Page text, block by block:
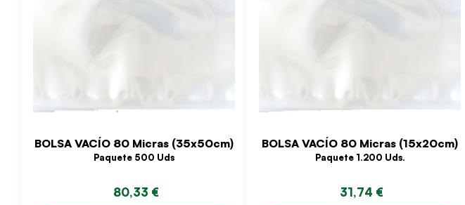
BOLSA VACÍO 80 Micras (35x50cm)
Paquete 500 Uds
80,33 €
BOLSA VACÍO 80 Micras (15x20cm)
Paquete 1.200 Uds.
31,74 €